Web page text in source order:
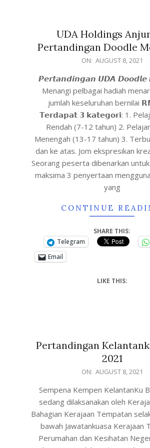
UDA Holdings
Pertandingan Doodle
ON: AUGUST 8, 2021
𝙋𝙚𝙧𝙩𝙖𝙣𝙙𝙞𝙣𝙜𝙖𝙣 𝙐𝘿𝘼
Menangi pelbagai hadiah
jumlah keseluruhan bernilai
𝗧𝗲𝗿𝗱𝗮𝗽𝗮𝘁 𝟯 𝗸𝗮𝘁𝗲𝗴𝗼𝗿𝗶: 1.
Rendah (7-12 tahun) 2.
Menengah (13-17 tahun) 3.
dan ke atas. Jom ekspresikan
Seorang peserta dibenarkan
maksima 3 penyertaan
yang
CONTINUE
SHARE THIS:
Telegram
Email
LIKE THIS:
Pertandingan
2021
ON: AUGUST 8, 2021
Sempena Kempen KelantanKu
sedang dilaksanakan oleh
Bahagian Kerajaan Tempatan
bawah Jawatankuasa Kerajaan
Perumahan dan Kesihatan